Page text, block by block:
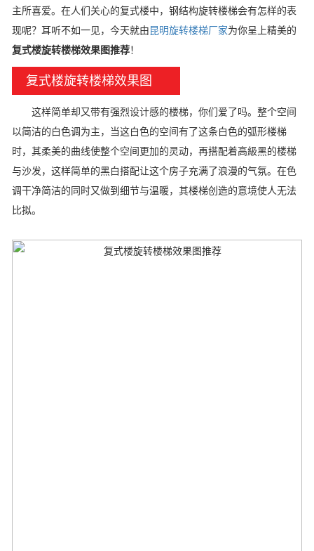
主所喜爱。在人们关心的复式楼中，钢结构旋转楼梯会有怎样的表
现呢？耳听不如一见，今天就由昆明旋转楼梯厂家为你呈上精美的
复式楼旋转楼梯效果图推荐！
复式楼旋转楼梯效果图
这样简单却又带有强烈设计感的楼梯，你们爱了吗。整个空间
以简洁的白色调为主，当这白色的空间有了这条白色的弧形楼梯
时，其柔美的曲线使整个空间更加的灵动，再搭配着高級黑的楼梯
与沙发，这样简单的黑白搭配让这个房子充满了浪漫的气氛。在色
调干净简洁的同时又做到细节与温暖，其楼梯创造的意境使人无法
比拟。